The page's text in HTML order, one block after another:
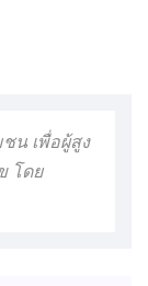
น เพื่อผู้สูง
โดย